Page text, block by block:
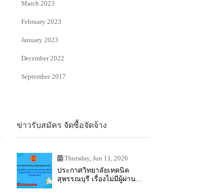
March 2023
February 2023
January 2023
December 2022
September 2017
ข่าวรับสมัคร จัดซื้อจัดจ้าง
Thursday, Jun 11, 2026
ประกาศวิทยาลัยเทคนิค
สุพรรณบุรี เรื่องไม่มีผู้ผ่าน